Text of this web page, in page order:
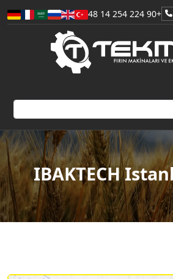
+90 224 254 14 48
IBAKTECH